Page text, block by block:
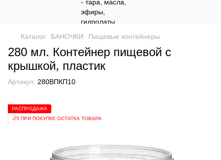
Каталог БАНОЧКИ Пищевые контейнеры
280 мл. Контейнер пищевой с
крышкой, пластик
Артикул: 280ВПКП10
РАСПРОДАЖА
-25 ПРИ ПОКУПКЕ ОСТАТКА ТОВАРА